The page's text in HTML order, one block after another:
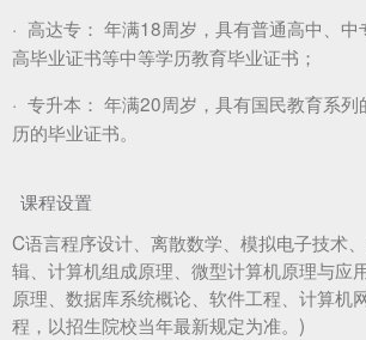
· 高达专： 年满18周岁，具有普通高中、中
高毕业证书等中等学历教育毕业证书；
· 专升本： 年满20周岁，具有国民教育系列
历的毕业证书。
课程设置
C语言程序设计、离散数学、模拟电子技术
辑、计算机组成原理、微型计算机原理与应
原理、数据库系统概论、软件工程、计算机
程，以招生院校当年最新规定为准。)